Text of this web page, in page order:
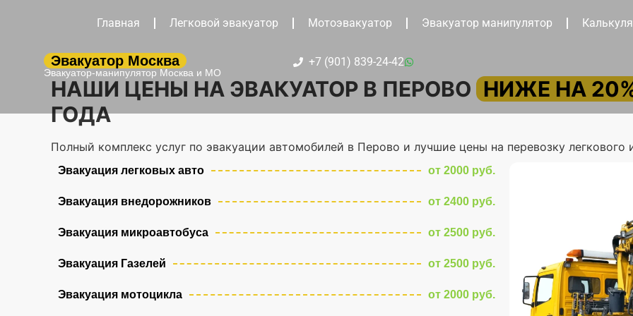
Главная Легковой эвакуатор Мотоэвакуатор Эвакуатор манипулятор
Эвакуатор Москва
Эвакуатор-манипулятор Москва и МО
+7 (901) 839-24-42
НАШИ ЦЕНЫ НА ЭВАКУАТОР В ПЕРОВО НИЖЕ НА
ГОДА
Полный комплекс услуг по эвакуации автомобилей в Перово и лучшие цены на перевозку легкового
Эвакуация легковых авто от 2000 руб.
Эвакуация внедорожников от 2400 руб.
Эвакуация микроавтобуса от 2500 руб.
Эвакуация Газелей от 2500 руб.
Эвакуация мотоцикла от 2000 руб.